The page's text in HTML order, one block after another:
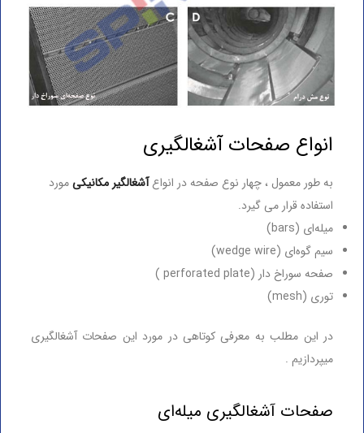
انواع صفحات آشغالگیری
به طور معمول ، چهار نوع صفحه در انواعآشغالگیر مکانیکیمورد
استفاده قرار می گیرد.
میله‌ای (bars)
سیم گوه‌ای (wedge wire)
صفحه سوراخ دار (perforated plate )
توری (mesh)
در این مطلب به معرفی کوتاهی در مورد این صفحات آشغالگیری
میپردازیم .
صفحات آشغالگیری میله‌ای